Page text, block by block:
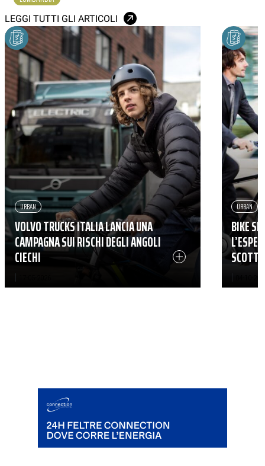
LEGGI TUTTI GLI ARTICOLI
VOLVO TRUCKS ITALIA LANCIA UNA
CAMPAGNA SUI RISCHI DEGLI ANGOLI
CIECHI
URBAN
BIKE
SCOTTI
URBAN